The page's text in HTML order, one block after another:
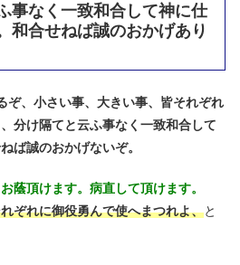
事なく一致和合して神に仕
和合せねば誠のおかげあり
ぞ、小さい事、大きい事、皆それぞれ
分け隔てと云ふ事なく一致和合して
ば誠のおかげないぞ。
蔭頂けます。病直して頂けます。
ぞれに御役勇んで使へまつれよ、と